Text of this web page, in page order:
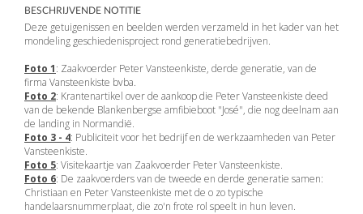
BESCHRIJVENDE NOTITIE
Deze getuigenissen en beelden werden verzameld in het kader van het
mondeling geschiedenisproject rond generatiebedrijven.
Foto 1: Zaakvoerder Peter Vansteenkiste, derde generatie, van de
firma Vansteenkiste bvba.
Foto 2: Krantenartikel over de aankoop die Peter Vansteenkiste deed
van de bekende Blankenbergse amfibieboot "José", die nog deelnam aan
de landing in Normandië.
Foto 3 - 4: Publiciteit voor het bedrijf en de werkzaamheden van Peter
Vansteenkiste.
Foto 5: Visitekaartje van Zaakvoerder Peter Vansteenkiste.
Foto 6: De zaakvoerders van de tweede en derde generatie samen:
Christiaan en Peter Vansteenkiste met de o zo typische
handelaarsnummerplaat, die zo'n frote rol speelt in hun leven.